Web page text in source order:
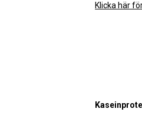
Klicka här